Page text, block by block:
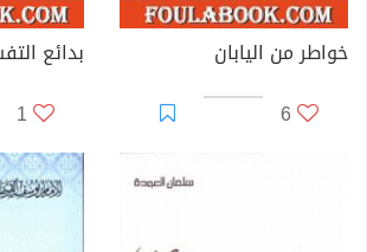
خواطر من اليابان
6
1